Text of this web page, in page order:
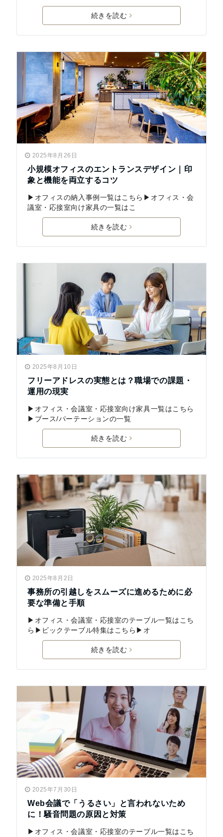
続きを読む
2025年8月26日
小規模オフィスのエントランスデザイン｜印
象と機能を両立するコツ
▶︎オフィスの納入事例一覧はこちら▶︎オフィス・会
議室・応接室向け家具の一覧はこ
続きを読む
2025年8月10日
フリーアドレスの実態とは？職場での課題・
運用の現実
▶︎オフィス・会議室・応接室向け家具一覧はこちら
▶︎ブース/パーテーションの一覧
続きを読む
2025年8月2日
事務所の引越しをスムーズに進めるために必
要な準備と手順
▶オフィス・会議室・応接室のテーブル一覧はこち
ら▶ビックテーブル特集はこちら▶オ
続きを読む
2025年7月30日
Web会議で「うるさい」と言われないため
に！騒音問題の原因と対策
▶オフィス・会議室・応接室のテーブル一覧はこち